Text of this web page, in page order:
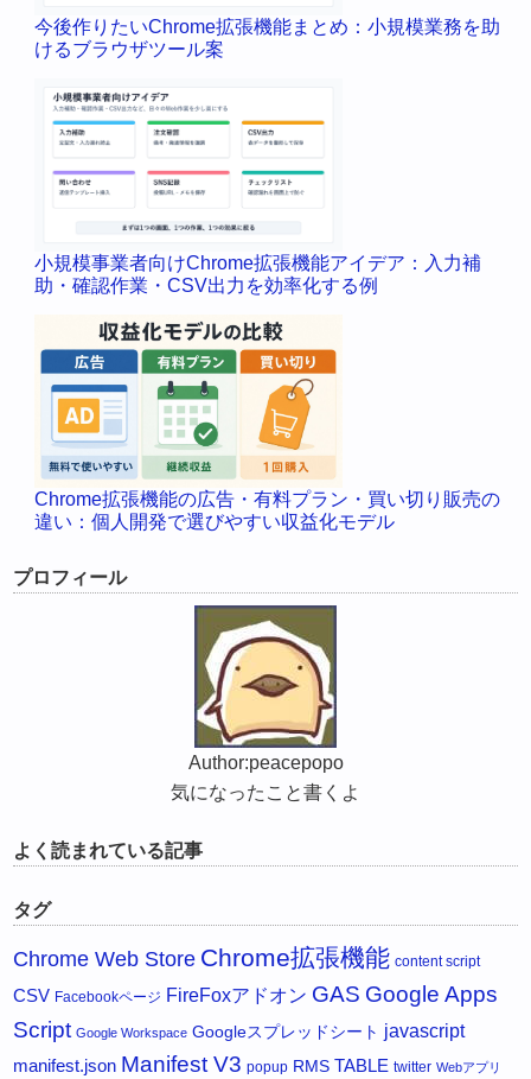
今後作りたいChrome拡張機能まとめ：小規模業務を助
けるブラウザツール案
小規模事業者向けChrome拡張機能アイデア：入力補
助・確認作業・CSV出力を効率化する例
Chrome拡張機能の広告・有料プラン・買い切り販売の
違い：個人開発で選びやすい収益化モデル
プロフィール
Author:peacepopo
気になったこと書くよ
よく読まれている記事
タグ
Chrome Web Store Chrome拡張機能 content script
CSV Facebookページ FireFoxアドオン GAS Google Apps
Script Google Workspace Googleスプレッドシート javascript
manifest.json Manifest V3 popup RMS TABLE twitter Webアプリ